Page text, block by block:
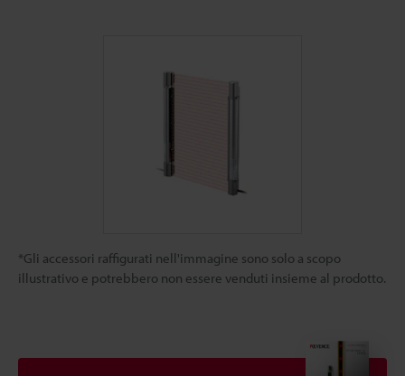
*Gli accessori raffigurati nell'immagine sono solo a scopo
illustrativo e potrebbero non essere venduti insieme al prodotto.